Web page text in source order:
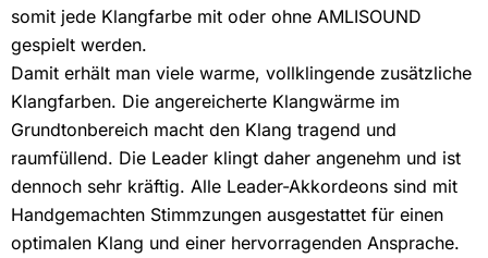
somit jede Klangfarbe mit oder ohne AMLISOUND
gespielt werden.
Damit erhält man viele warme, vollklingende zusätzliche
Klangfarben. Die angereicherte Klangwärme im
Grundtonbereich macht den Klang tragend und
raumfüllend. Die Leader klingt daher angenehm und ist
dennoch sehr kräftig. Alle Leader-Akkordeons sind mit
Handgemachten Stimmzungen ausgestattet für einen
optimalen Klang und einer hervorragenden Ansprache.